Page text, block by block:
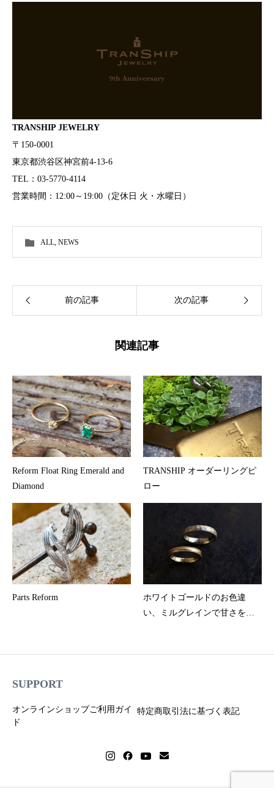
TRANSHIP JEWELRY
〒150-0001
東京都渋谷区神宮前4-13-6
TEL：03-5770-4114
営業時間：12:00～19:00（定休日 火・水曜日）
ALL, NEWS
前の記事 次の記事
関連記事
Reform Float Ring Emerald and
Diamond
TRANSHIP オーダーリングピ
ロー
Parts Reform
ホワイトゴールドのお色違
い、ミルグレインで甘さを加
SUPPORT
オンラインショップご利用ガイ
ド
特定商取引法に基づく表記